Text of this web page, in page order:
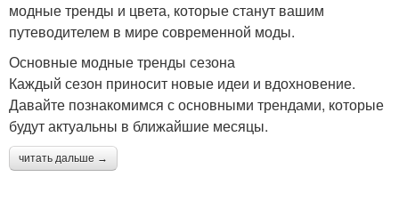
модные тренды и цвета, которые станут вашим
путеводителем в мире современной моды.
Основные модные тренды сезона
Каждый сезон приносит новые идеи и вдохновение.
Давайте познакомимся с основными трендами, которые
будут актуальны в ближайшие месяцы.
читать дальше →